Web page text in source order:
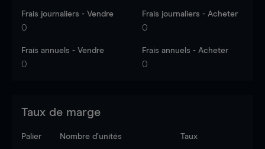
Frais journaliers - Vendre
0
Frais journaliers - Acheter
0
Frais annuels - Vendre
0
Frais annuels - Acheter
0
Taux de marge
Palier Nombre d’unités Taux